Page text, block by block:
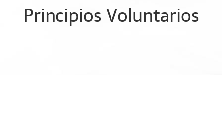
Principios Voluntarios